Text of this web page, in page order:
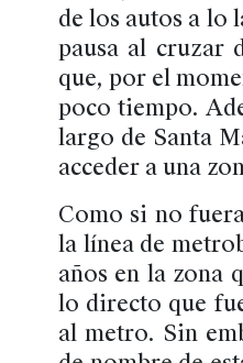
de los autos a lo
pausa al cruzar
que, por el
poco tiempo.
largo de Santa
acceder a una
Como si no
la línea de
años en la zona
lo directo que
al metro. Sin